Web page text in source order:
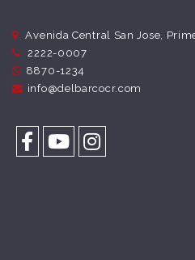
Avenida Central San Jose,
2222-0007
8870-1234
info@delbarcocr.com